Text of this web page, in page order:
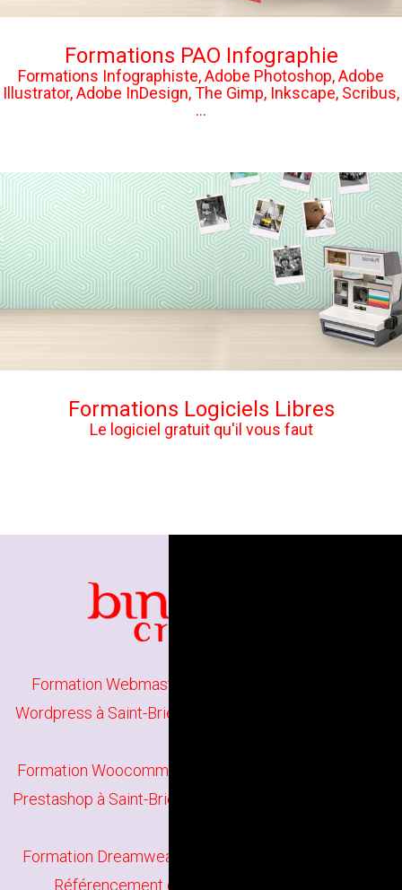
Formations PAO Infographie
Formations Infographiste, Adobe Photoshop, Adobe
Illustrator, Adobe InDesign, The Gimp, Inkscape, Scribus,
...
Formations Logiciels Libres
Le logiciel gratuit qu'il vous faut
Formation Webmaster à Saint-Brieuc
Wordpress à Saint-Brieuc
Formation Woocommerce à Saint-Brieuc
Prestashop à Saint-Brieuc
Formation Dreamweaver à Saint-Brieuc
Référencement de site web à Saint-Brieuc